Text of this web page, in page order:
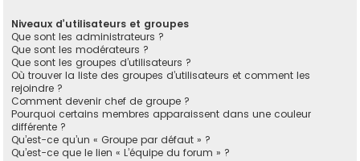
Niveaux d’utilisateurs et groupes
Que sont les administrateurs ?
Que sont les modérateurs ?
Que sont les groupes d’utilisateurs ?
Où trouver la liste des groupes d’utilisateurs et comment les
rejoindre ?
Comment devenir chef de groupe ?
Pourquoi certains membres apparaissent dans une couleur
différente ?
Qu’est-ce qu’un « Groupe par défaut » ?
Qu’est-ce que le lien « L’équipe du forum » ?